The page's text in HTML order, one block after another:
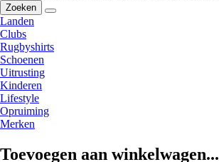
Zoeken
Landen
Clubs
Rugbyshirts
Schoenen
Uitrusting
Kinderen
Lifestyle
Opruiming
Merken
Toevoegen aan winkelwagen...